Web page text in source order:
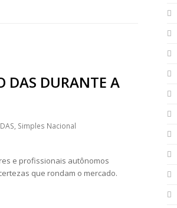
DAS DURANTE A
DAS, Simples Nacional
e profissionais autônomos
que rondam o mercado.